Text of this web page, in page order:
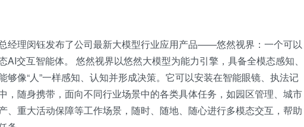
经理闵钰发布了公司最新大模型行业应用产品——悠然视界：一个可以
交互智能体。 悠然视界以悠然大模型为能力引擎，具备全模态感知、
够像“人”一样感知、认知并形成决策。它可以安装在智能眼镜、执法记
，随身携带，面向不同行业场景中的各类具体任务，如园区管理、城市
、重大活动保障等工作场景，随时、随地、随心进行多模态交互，帮助